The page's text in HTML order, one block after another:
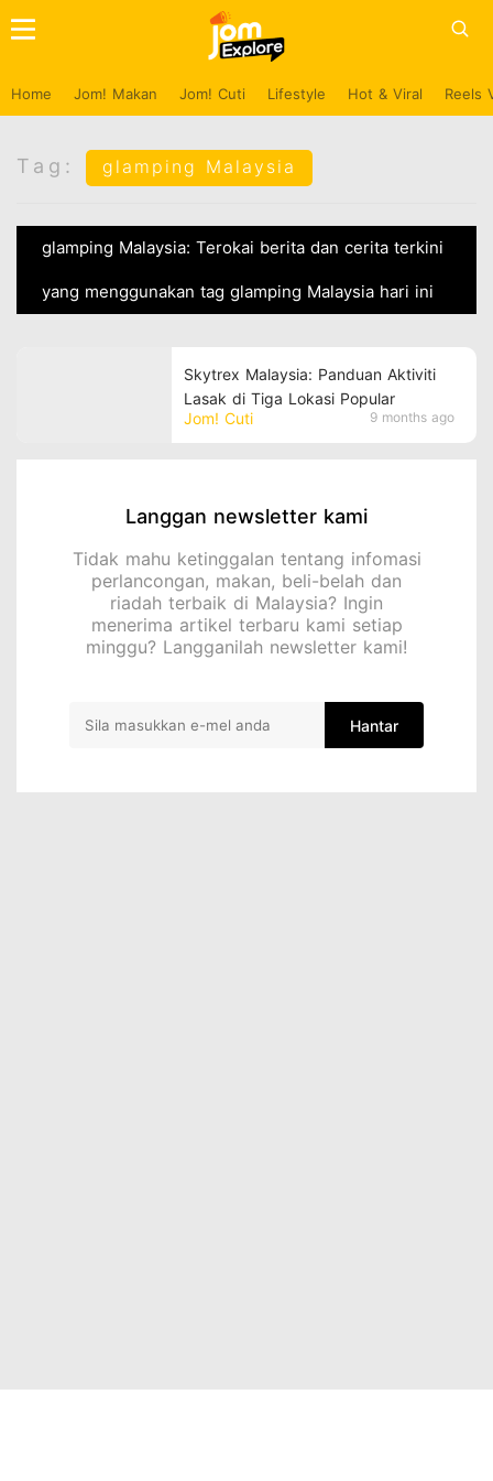
Home Jom! Makan Jom! Cuti Lifestyle Hot & Viral Reels
Tag: glamping Malaysia
glamping Malaysia: Terokai berita dan cerita terkini
yang menggunakan tag glamping Malaysia hari ini
Jom! Cuti 9 months ago
Skytrex Malaysia: Panduan Aktiviti
Lasak di Tiga Lokasi Popular
Langgan newsletter kami
Tidak mahu ketinggalan tentang infomasi
perlancongan, makan, beli-belah dan
riadah terbaik di Malaysia? Ingin
menerima artikel terbaru kami setiap
minggu? Langganilah newsletter kami!
Hantar